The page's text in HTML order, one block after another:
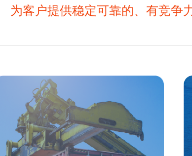
为客户提供稳定可靠的、有竞争